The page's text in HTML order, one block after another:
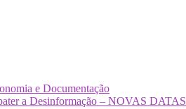
e Documentação
a Desinformação – NOVAS DATAS